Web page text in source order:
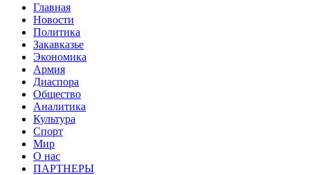
Главная
Новости
Политика
Закавказье
Экономика
Армия
Диаспора
Общество
Аналитика
Культура
Спорт
Мир
О нас
ПАРТНЕРЫ